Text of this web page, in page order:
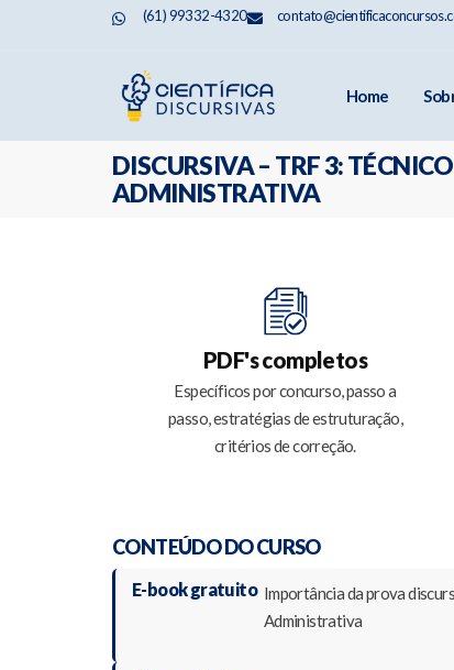
(61) 99332-4320
Home
DISCURSIVA – TRF 3:
ADMINISTRATIVA
PDF's completos
Específicos por concurso, passo a
passo, estratégias de estruturação,
critérios de correção.
CONTEÚDO DO CURSO
E-book gratuito Importância da prova
Administrativa​